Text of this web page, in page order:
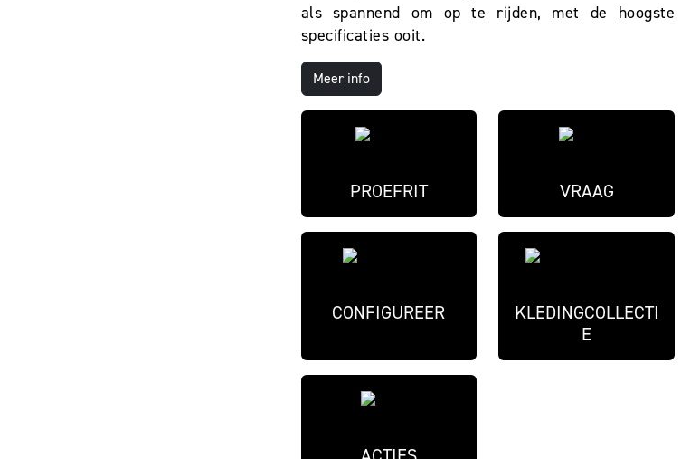
als spannend om op te rijden, met de hoogste
specificaties ooit.
Meer info
PROEFRIT VRAAG
CONFIGUREER
KLEDINGCOLLECTI
E